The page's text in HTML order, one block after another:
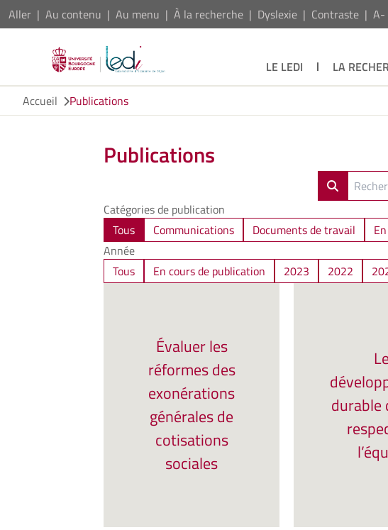
Aller Au contenu Au menu À la recherche Dyslexie Contraste A-
LE LEDI LA
Accueil
Publications
Publications
Catégories de publication
Tous
Communications Documents de travail
Année
Tous
En cours de publication 2023 2022
Évaluer les
réformes des
exonérations
générales de
cotisations
sociales
Le
durable